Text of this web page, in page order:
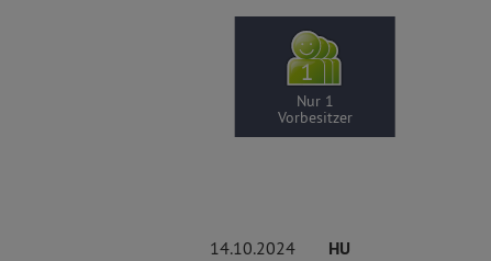
Nur 1
Vorbesitzer
14.10.2024 HU